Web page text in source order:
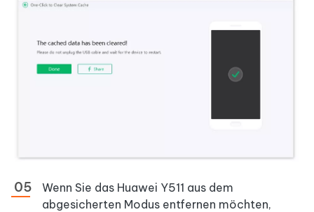
Wenn Sie das Huawei Y511 aus dem
abgesicherten Modus entfernen möchten,